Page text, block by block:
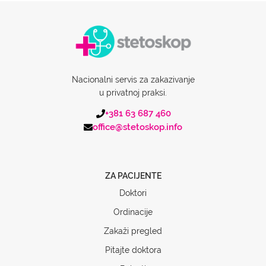
Nacionalni servis za zakazivanje
u privatnoj praksi.
+381 63 687 460
office@stetoskop.info
ZA PACIJENTE
Doktori
Ordinacije
Zakaži pregled
Pitajte doktora